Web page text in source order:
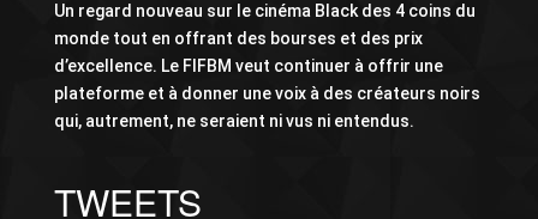
Un regard nouveau sur le cinéma Black des 4 coins du
monde tout en offrant des bourses et des prix
d’excellence. Le FIFBM veut continuer à offrir une
plateforme et à donner une voix à des créateurs noirs
qui, autrement, ne seraient ni vus ni entendus.
TWEETS